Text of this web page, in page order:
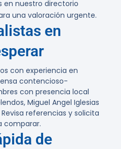
en nuestro directorio
una valoración urgente.
en
con experiencia en
contencioso-
con presencia local
Miguel Angel Iglesias
referencias y solicita
comparar.
de